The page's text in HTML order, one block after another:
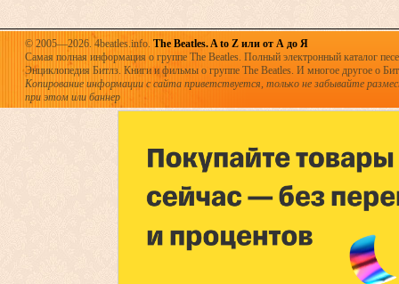
© 2005—2026. 4beatles.info. The Beatles. A to Z или от А до Я
Самая полная информация о группе The Beatles. Полный электронный каталог
Энциклопедия Битлз. Книги и фильмы о группе The Beatles. И многое другое о
Копирование информации с сайта приветствуется, только не забывайте
при этом или баннер